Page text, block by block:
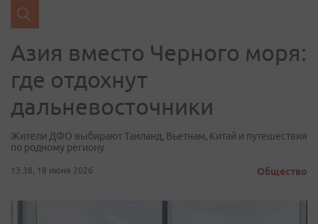
Азия вместо Черного моря:
где отдохнут
дальневосточники
Жители ДФО выбирают Таиланд, Вьетнам, Китай и путешествия
по родному региону
13:38, 18 июня 2026 Общество